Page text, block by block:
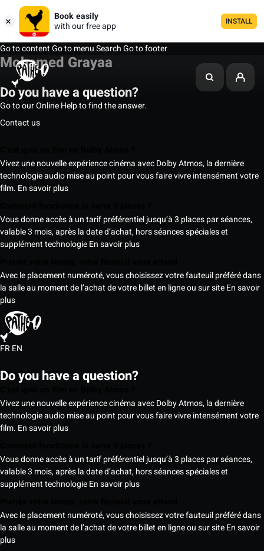
Book easily
with our free app
INSTALL
Go to contentGo to menuSearchGo to footer
Mohamed Grayaa
Do you have a question?
Go to our Online Help to find the answer.
Contact us
Vivez une nouvelle expérience cinéma avec Dolby Atmos, la dernière
technologie audio mise au point pour vous faire vivre intensément votre
film. En savoir plus
Vous donne accès à un tarif préférentiel jusqu’à 3 places par séances,
valable 3 mois, après la date d’achat, hors séances spéciales et
supplément technologieEn savoir plus
Avec le placement numéroté, vous choisissez votre fauteuil préféré dans
la salle au moment de l’achat de votre billet en ligne ou sur siteEn savoir
plus
FREN
Do you have a question?
Vivez une nouvelle expérience cinéma avec Dolby Atmos, la dernière
technologie audio mise au point pour vous faire vivre intensément votre
film. En savoir plus
Vous donne accès à un tarif préférentiel jusqu’à 3 places par séances,
valable 3 mois, après la date d’achat, hors séances spéciales et
supplément technologieEn savoir plus
Avec le placement numéroté, vous choisissez votre fauteuil préféré dans
la salle au moment de l’achat de votre billet en ligne ou sur siteEn savoir
plus